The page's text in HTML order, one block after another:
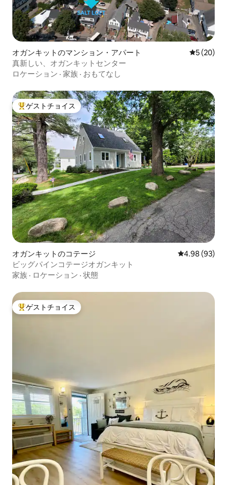
オガンキットのマンション・アパート レビュー
5 (20)
真新しい、オガンキットセンター
ロケーション · 家族 · おもてなし
大好評のゲストチョイスです。
ゲストチョイス
オガンキットのコテージ レビュー93
4.98 (93)
ビッグパインコテージオガンキット
家族 · ロケーション · 状態
大好評のゲストチョイスです。
ゲストチョイス